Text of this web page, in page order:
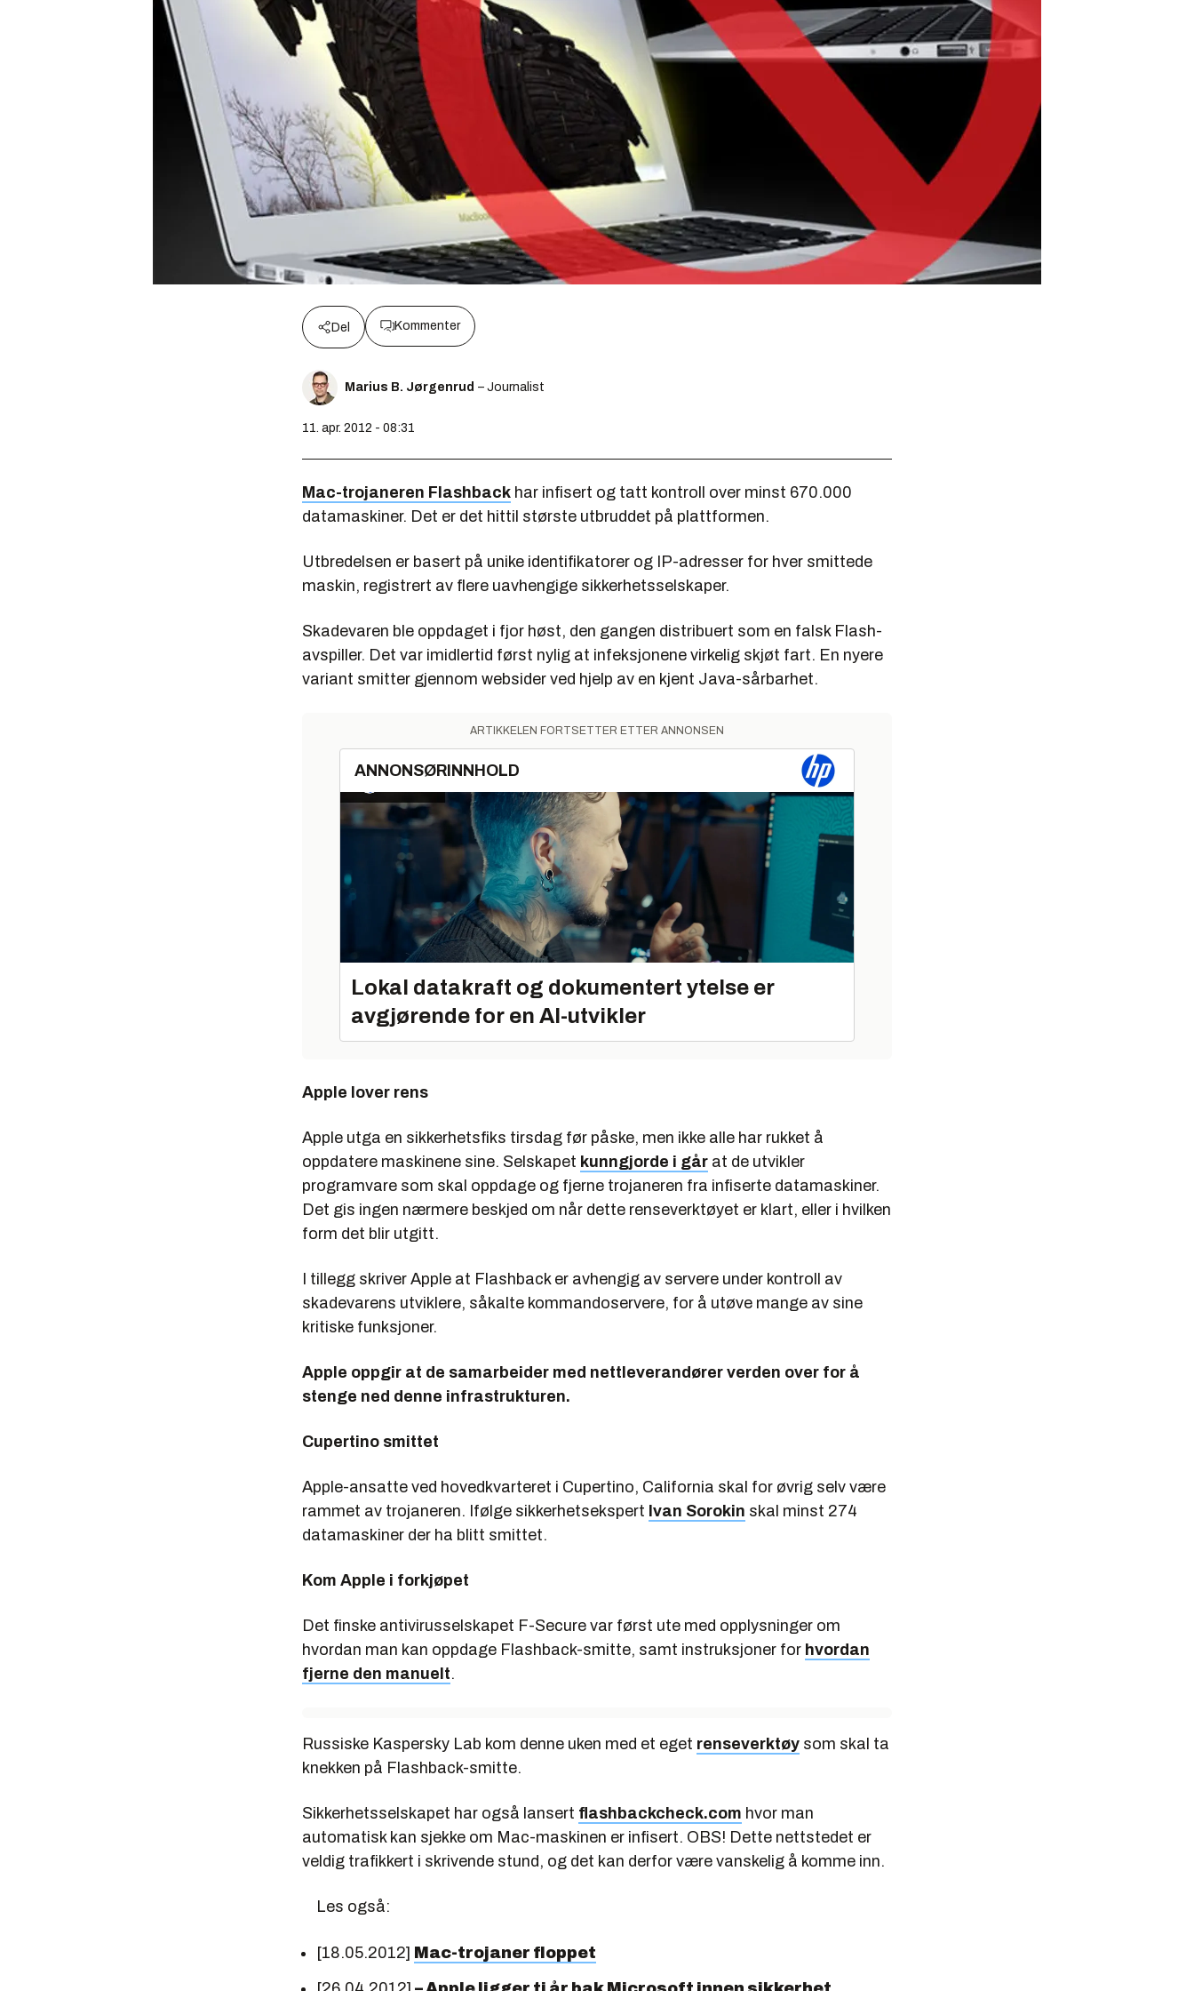
Del Kommenter
Marius B. Jørgenrud – Journalist
11. apr. 2012 - 08:31
Mac-trojaneren Flashback har infisert og tatt kontroll over minst 670.000
datamaskiner. Det er det hittil største utbruddet på plattformen.
Utbredelsen er basert på unike identifikatorer og IP-adresser for hver smittede
maskin, registrert av flere uavhengige sikkerhetsselskaper.
Skadevaren ble oppdaget i fjor høst, den gangen distribuert som en falsk Flash-
avspiller. Det var imidlertid først nylig at infeksjonene virkelig skjøt fart. En nyere
variant smitter gjennom websider ved hjelp av en kjent Java-sårbarhet.
ARTIKKELEN FORTSETTER ETTER ANNONSEN
ANNONSØRINNHOLD
Lokal datakraft og dokumentert ytelse er
avgjørende for en AI-utvikler
Apple lover rens
Apple utga en sikkerhetsfiks tirsdag før påske, men ikke alle har rukket å
oppdatere maskinene sine. Selskapet kunngjorde i går at de utvikler
programvare som skal oppdage og fjerne trojaneren fra infiserte datamaskiner.
Det gis ingen nærmere beskjed om når dette renseverktøyet er klart, eller i hvilken
form det blir utgitt.
I tillegg skriver Apple at Flashback er avhengig av servere under kontroll av
skadevarens utviklere, såkalte kommandoservere, for å utøve mange av sine
kritiske funksjoner.
Apple oppgir at de samarbeider med nettleverandører verden over for å
stenge ned denne infrastrukturen.
Cupertino smittet
Apple-ansatte ved hovedkvarteret i Cupertino, California skal for øvrig selv være
rammet av trojaneren. Ifølge sikkerhetsekspert Ivan Sorokin skal minst 274
datamaskiner der ha blitt smittet.
Kom Apple i forkjøpet
Det finske antivirusselskapet F-Secure var først ute med opplysninger om
hvordan man kan oppdage Flashback-smitte, samt instruksjoner for hvordan
fjerne den manuelt.
Russiske Kaspersky Lab kom denne uken med et eget renseverktøy som skal ta
knekken på Flashback-smitte.
Sikkerhetsselskapet har også lansert flashbackcheck.com hvor man
automatisk kan sjekke om Mac-maskinen er infisert. OBS! Dette nettstedet er
veldig trafikkert i skrivende stund, og det kan derfor være vanskelig å komme inn.
Les også:
[18.05.2012] Mac-trojaner floppet